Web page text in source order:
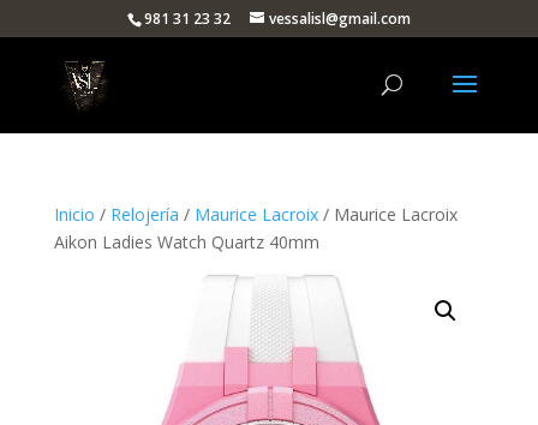
981 31 23 32 vessalisl@gmail.com
Inicio / Relojería / Maurice Lacroix/ Maurice Lacroix
Aikon Ladies Watch Quartz 40mm